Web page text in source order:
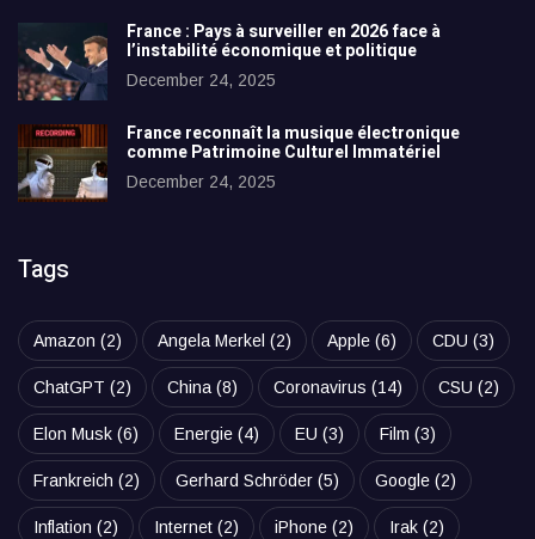
France : Pays à surveiller en 2026 face à
l’instabilité économique et politique
December 24, 2025
France reconnaît la musique électronique
comme Patrimoine Culturel Immatériel
December 24, 2025
Tags
Amazon (2) Angela Merkel (2) Apple (6) CDU (3)
ChatGPT (2) China(8) Coronavirus (14) CSU (2)
Elon Musk (6) Energie (4) EU (3) Film (3)
Frankreich (2) Gerhard Schröder (5) Google (2)
Inflation (2) Internet (2) iPhone (2) Irak (2)